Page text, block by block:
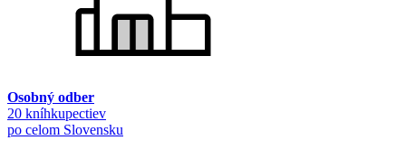
Osobný odber
20 kníhkupectiev
po celom Slovensku